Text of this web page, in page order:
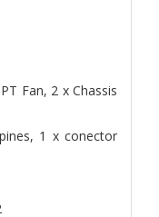
Fan, 2 x Chassis
1 x conector